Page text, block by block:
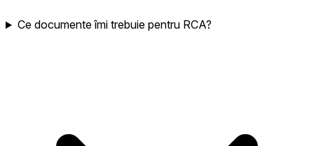
Ce documente îmi trebuie pentru RCA?